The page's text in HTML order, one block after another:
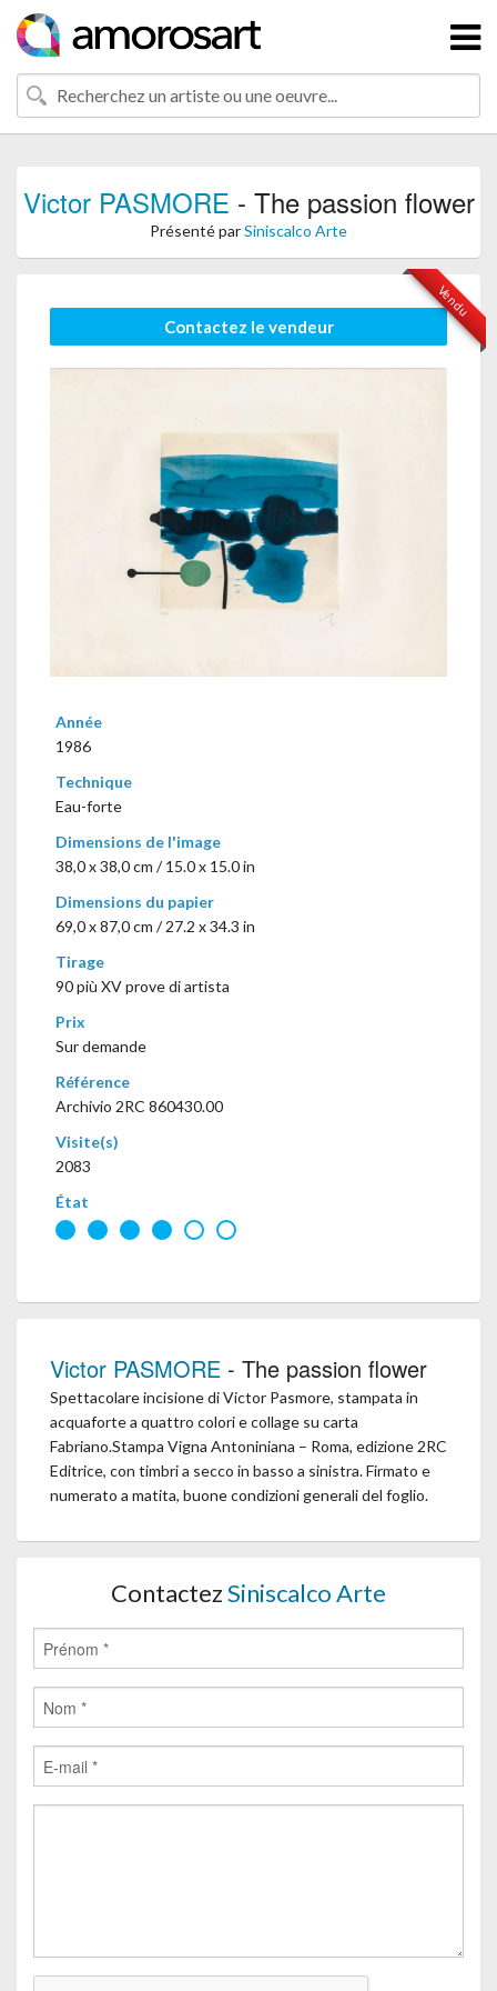
Victor PASMORE - The passion flower
Présenté parSiniscalco Arte
Vendu
Contactez le vendeur
Année
1986
Technique
Eau-forte
Dimensions de l'image
38,0 x 38,0 cm / 15.0 x 15.0 in
Dimensions du papier
69,0 x 87,0 cm / 27.2 x 34.3 in
Tirage
90 più XV prove di artista
Prix
Sur demande
Référence
Archivio 2RC 860430.00
Visite(s)
2083
État
Victor PASMORE - The passion flower
Spettacolare incisione di Victor Pasmore, stampata in
acquaforte a quattro colori e collage su carta
Fabriano.Stampa Vigna Antoniniana – Roma, edizione 2RC
Editrice, con timbri a secco in basso a sinistra. Firmato e
numerato a matita, buone condizioni generali del foglio.
ContactezSiniscalco Arte